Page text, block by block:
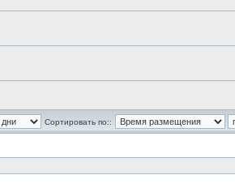
Сортировать по::